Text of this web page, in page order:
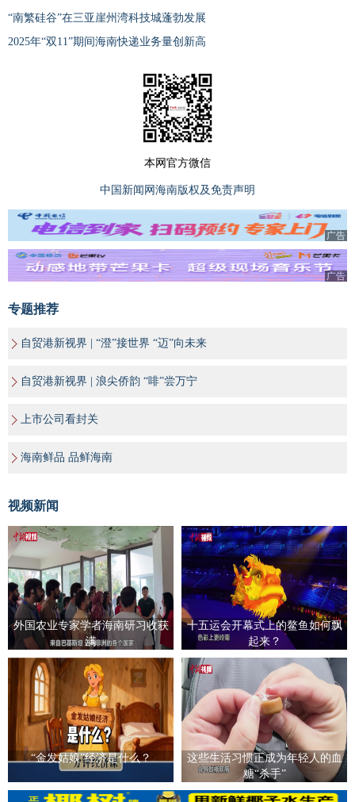
“南繁硅谷”在三亚崖州湾科技城蓬勃发展
2025年“双11”期间海南快递业务量创新高
本网官方微信
中国新闻网海南版权及免责声明
广告
广告
专题推荐
自贸港新视界 | “澄”接世界 “迈”向未来
自贸港新视界 | 浪尖侨韵 “啡”尝万宁
上市公司看封关
海南鲜品 品鲜海南
视频新闻
外国农业专家学者海南研习收获
满
十五运会开幕式上的鳌鱼如何飘
起来？
“金发姑娘”经济是什么？
这些生活习惯正成为年轻人的血
糖“杀手”